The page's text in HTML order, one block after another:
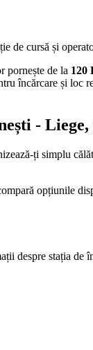
de cursă și
pornește de la 120
încărcare și loc
- Liege,
ți simplu
opțiunile
despre stația de